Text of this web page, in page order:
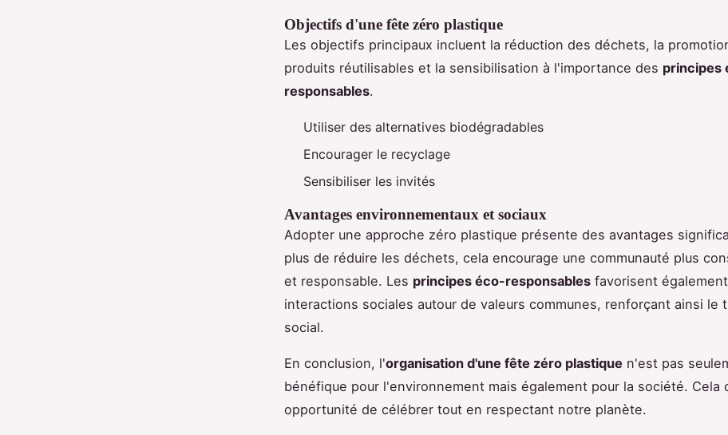
Objectifs d'une fête zéro plastique
Les objectifs principaux incluent la réduction des déchets, la
produits réutilisables et la sensibilisation à l'importance des principes
responsables.
Utiliser des alternatives biodégradables
Encourager le recyclage
Sensibiliser les invités
Avantages environnementaux et sociaux
Adopter une approche zéro plastique présente des avantages
plus de réduire les déchets, cela encourage une communauté plus
et responsable. Les principes éco-responsables favorisent
interactions sociales autour de valeurs communes, renforçant ainsi le
social.
En conclusion, l'organisation d'une fête zéro plastique n'est pas
bénéfique pour l'environnement mais également pour la société. Cela
opportunité de célébrer tout en respectant notre planète.